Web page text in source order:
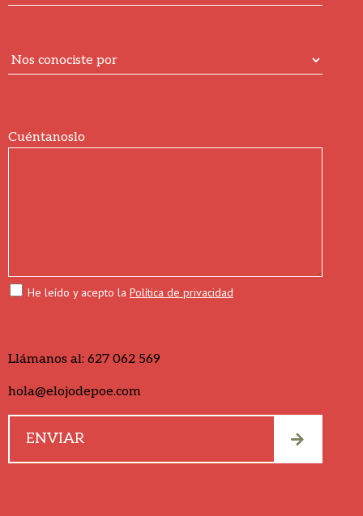
Cuéntanoslo
He leído y acepto la Política de privacidad
Llámanos al: 627 062 569
hola@elojodepoe.com